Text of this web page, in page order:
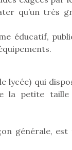
qu’un très
éducatif,
lycée) qui
la petite taille
générale, est